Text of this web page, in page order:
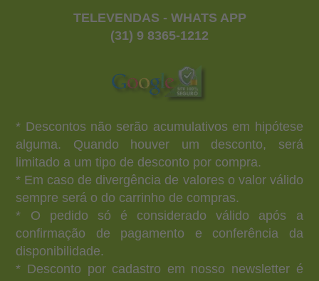
TELEVENDAS - WHATS APP
(31) 9 8365-1212
* Descontos não serão acumulativos em hipótese
alguma. Quando houver um desconto, será
limitado a um tipo de desconto por compra.
* Em caso de divergência de valores o valor válido
sempre será o do carrinho de compras.
* O pedido só é considerado válido após a
confirmação de pagamento e conferência da
disponibilidade.
* Desconto por cadastro em nosso newsletter é